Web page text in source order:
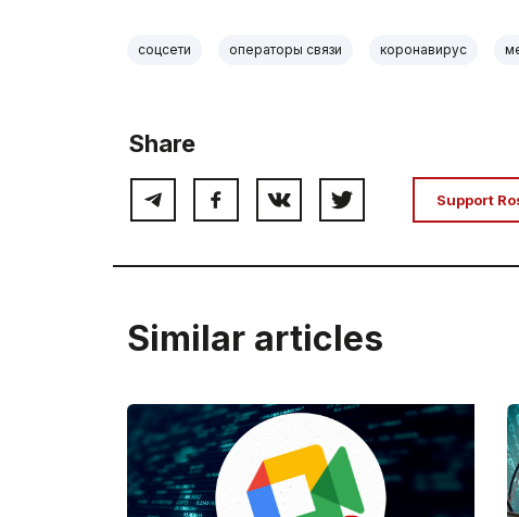
соцсети операторы связи коронавирус
Share
Support
Similar articles